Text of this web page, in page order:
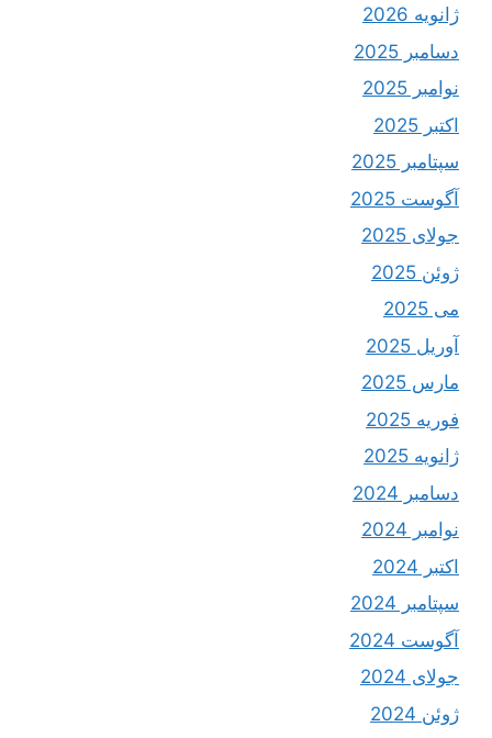
ژانویه 2026
دسامبر 2025
نوامبر 2025
اکتبر 2025
سپتامبر 2025
آگوست 2025
جولای 2025
ژوئن 2025
می 2025
آوریل 2025
مارس 2025
فوریه 2025
ژانویه 2025
دسامبر 2024
نوامبر 2024
اکتبر 2024
سپتامبر 2024
آگوست 2024
جولای 2024
ژوئن 2024